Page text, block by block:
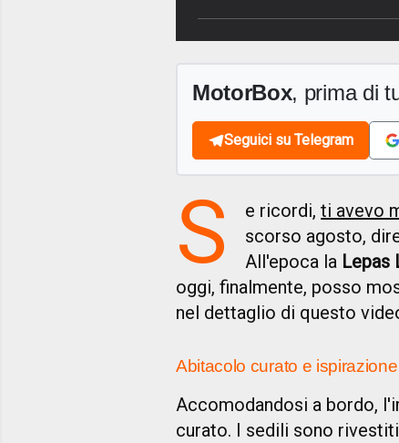
MotorBox, prima di
Seguici su Telegram
S e ricordi,ti avevo
scorso agosto,
All'epoca la Lepas
oggi, finalmente, posso
nel dettaglio di questo
Abitacolo curato e
Accomodandosi a bordo,
curato. I sedili sono